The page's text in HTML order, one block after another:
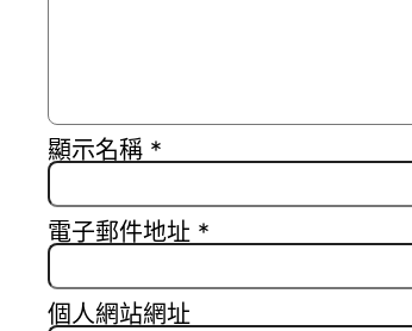
顯示名稱 *
電子郵件地址 *
個人網站網址